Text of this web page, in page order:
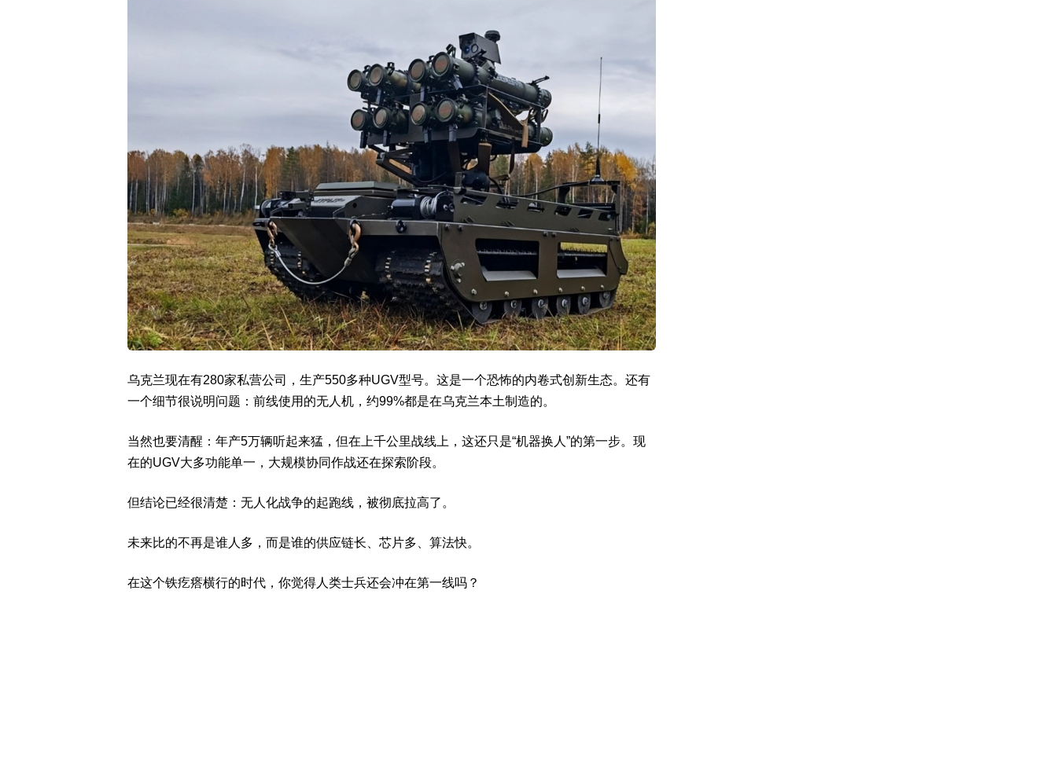
乌克兰现在有280家私营公司，生产550多种UGV型号。这是一个恐怖的内卷式创新生态。还有
一个细节很说明问题：前线使用的无人机，约99%都是在乌克兰本土制造的。
当然也要清醒：年产5万辆听起来猛，但在上千公里战线上，这还只是“机器换人”的第一步。现
在的UGV大多功能单一，大规模协同作战还在探索阶段。
但结论已经很清楚：无人化战争的起跑线，被彻底拉高了。
未来比的不再是谁人多，而是谁的供应链长、芯片多、算法快。
在这个铁疙瘩横行的时代，你觉得人类士兵还会冲在第一线吗？